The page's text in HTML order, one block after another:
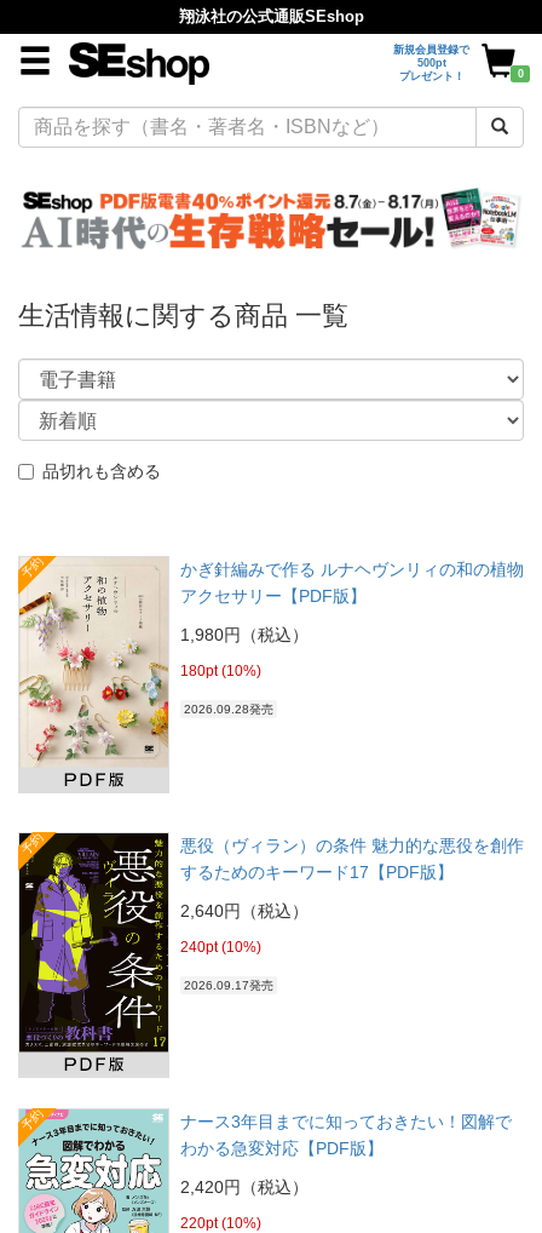
翔泳社の公式通販SEshop
新規会員登録で
500pt
プレゼント！
0
生活情報に関する商品 一覧
品切れも含める
予約
かぎ針編みで作る ルナヘヴンリィの和の植物
アクセサリー【PDF版】
1,980円（税込）
180pt (10%)
2026.09.28発売
予約
悪役（ヴィラン）の条件 魅力的な悪役を創作
するためのキーワード17【PDF版】
2,640円（税込）
240pt (10%)
2026.09.17発売
予約
ナース3年目までに知っておきたい！図解で
わかる急変対応【PDF版】
2,420円（税込）
220pt (10%)